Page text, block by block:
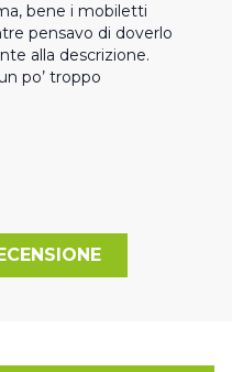
bene i mobiletti
pensavo di doverlo
alla descrizione.
po’ troppo